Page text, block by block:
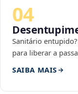
04
Sanitário
para liberar a
SAIBA MAIS